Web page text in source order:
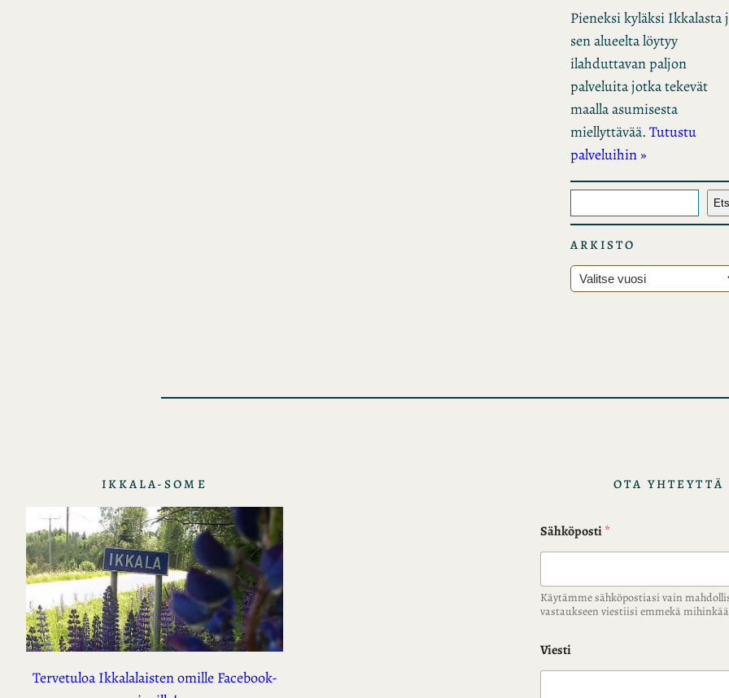
Pieneksi kyläksi Ikkalasta
sen alueelta löytyy
ilahduttavan paljon
palveluita jotka tekevät
maalla asumisesta
miellyttävää. Tutustu
palveluihin »
t
s
i
ARKISTO
r
IKKALA-SOME
Tervetuloa Ikkalalaisten omille Facebook-
OTA YHTEYTTÄ
Sähköposti*
Käytämme sähköpostiasi vain
vastaukseen viestiisi emmekä
Viesti